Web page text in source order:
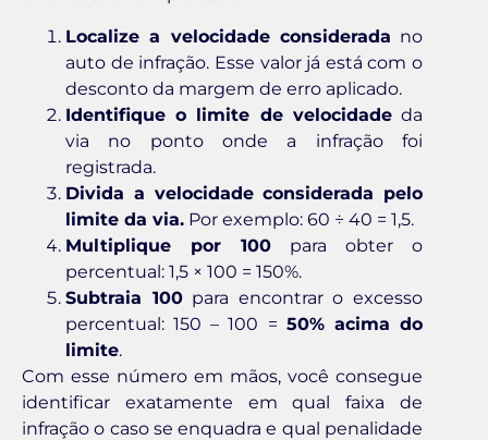
Localize a velocidade considerada no
auto de infração. Esse valor já está com o
desconto da margem de erro aplicado.
Identifique o limite de velocidadeda
via no ponto onde a infração foi
registrada.
Divida a velocidade considerada pelo
limite da via. Por exemplo: 60 ÷ 40 = 1,5.
Multiplique por 100 para obter o
percentual: 1,5 × 100 = 150%.
Subtraia 100para encontrar o excesso
percentual: 150 – 100 = 50% acima do
limite.
Com esse número em mãos, você consegue
identificar exatamente em qual faixa de
infração o caso se enquadra e qual penalidade